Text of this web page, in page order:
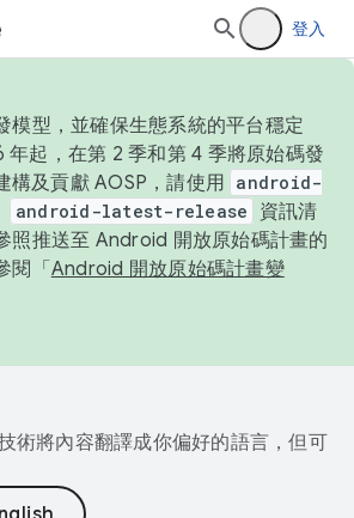
登入
模型，並確保生態系統的平台穩定
年起，在第 2 季和第 4 季將原始碼發
構及貢獻 AOSP，請使用 android-
android-latest-release
資訊清
照推送至 Android 開放原始碼計畫的
閱「 Android 開放原始碼計畫變
術將內容翻譯成你偏好的語言，但可